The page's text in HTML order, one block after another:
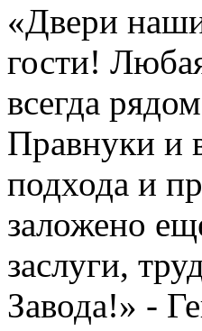
«Двери
гости!
всегда
Правнуки и
подхода и
заложено
заслуги,
Завода!» -